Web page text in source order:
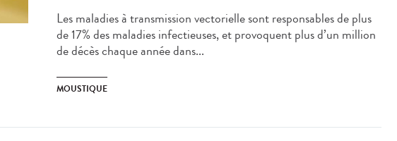
Les maladies à transmission vectorielle sont responsables de plus
de 17% des maladies infectieuses, et provoquent plus d’un million
de décès chaque année dans...
MOUSTIQUE